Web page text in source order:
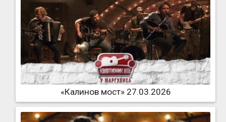
«Калинов мост» 27.03.2026